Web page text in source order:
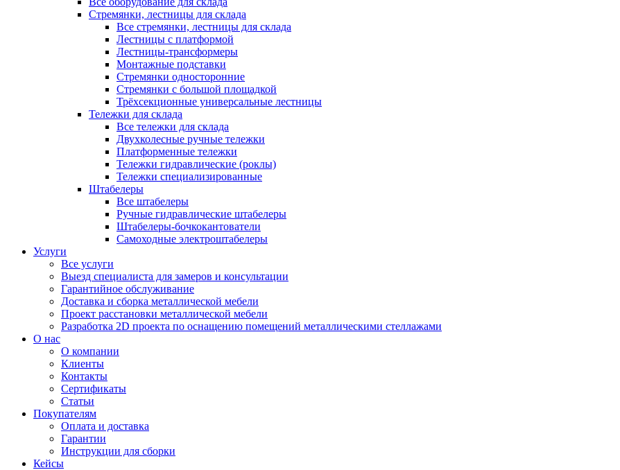
Стремянки, лестницы для склада
Все стремянки, лестницы для склада
Лестницы с платформой
Лестницы-трансформеры
Монтажные подставки
Стремянки односторонние
Стремянки с большой площадкой
Трёхсекционные универсальные лестницы
Тележки для склада
Все тележки для склада
Двухколесные ручные тележки
Платформенные тележки
Тележки гидравлические (роклы)
Тележки специализированные
Штабелеры
Все штабелеры
Ручные гидравлические штабелеры
Штабелеры-бочкокантователи
Самоходные электроштабелеры
Услуги
Все услуги
Выезд специалиста для замеров и консультации
Гарантийное обслуживание
Доставка и сборка металлической мебели
Проект расстановки металлической мебели
Разработка 2D проекта по оснащению помещений металлическими стеллажами
О нас
О компании
Клиенты
Контакты
Сертификаты
Статьи
Покупателям
Оплата и доставка
Гарантии
Инструкции для сборки
Кейсы